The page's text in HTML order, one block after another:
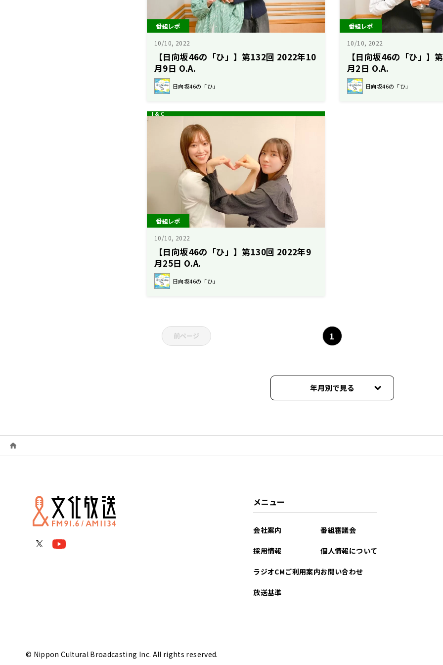
番組レポ
10/10, 2022
【日向坂46の「ひ」】第132回 2022年10
月9日 O.A.
日向坂46の「ひ」
番組レポ
10/10, 2022
【日向坂46の「ひ」】
月2日 O.A.
日向坂46の「ひ」
番組レポ
10/10, 2022
【日向坂46の「ひ」】第130回 2022年9
月25日 O.A.
日向坂46の「ひ」
前ページ 1
年月別で見る
2025年08月
2025年06月
メニュー
会社案内
採用情報
ラジオCMご利用案内
放送基準
番組審議会
個人情報について
お問い合わせ
© Nippon Cultural Broadcasting Inc. All rights reserved.